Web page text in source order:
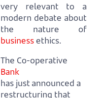
very relevant to a
modern debate about
the nature of
businessethics.
The Co-operative
Bank
has just announced a
restructuring that